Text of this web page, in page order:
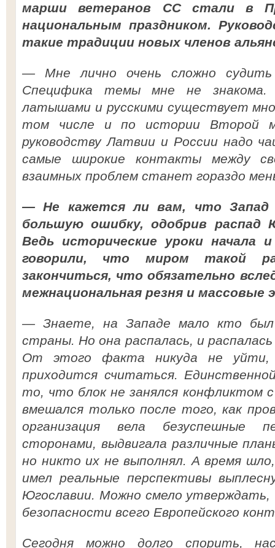
марши ветеранов СС стали в
национальным праздником.
такие традиции новых членов
— Мне лично очень сложно
Специфика темы мне не
латышами и русскими существует
том числе и по истории Второй
руководству Латвии и России надо
самые широкие контакты между
взаимных проблем станет гораздо
— Не кажется ли вам, что Запад
большую ошибку, одобрив распад
Ведь исторические уроки начала
говорили, что миром такой
закончиться, что обязательно
межнациональная резня и массовые
— Знаете, на Западе мало кто был
страны. Но она распалась, и
От этого факта никуда не уйти,
приходится считаться.
то, что блок не занялся конфликтом с
вмешался только после того, как
организация вела безуспешные
сторонами, выдвигала различные
но никто их не выполнял. А время
имел реальные перспективы
Югославии. Можно смело
безопасности всего Европейского
Сегодня можно долго спорить,